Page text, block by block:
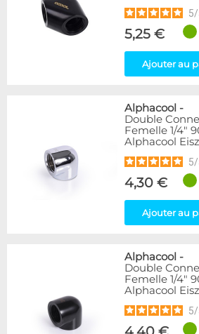
5/
5,25 €
Ajouter au
Alphacool -
Double
Femelle 1/4"
Alphacool
5/
4,30 €
Ajouter au
Alphacool -
Double
Femelle 1/4"
Alphacool
5/